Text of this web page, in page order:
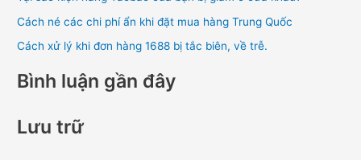
Cách né các chi phí ẩn khi đặt mua hàng Trung Quốc
Cách xử lý khi đơn hàng 1688 bị tắc biên, về trễ.
Bình luận gần đây
Lưu trữ